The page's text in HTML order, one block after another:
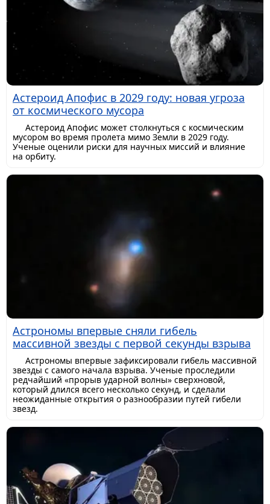
Астероид Апофис в 2029 году: новая угроза
от космического мусора
Астероид Апофис может столкнуться с космическим
мусором во время пролета мимо Земли в 2029 году.
Ученые оценили риски для научных миссий и влияние
на орбиту.
Астрономы впервые сняли гибель
массивной звезды с первой секунды взрыва
Астрономы впервые зафиксировали гибель массивной
звезды с самого начала взрыва. Ученые проследили
редчайший «прорыв ударной волны» сверхновой,
который длился всего несколько секунд, и сделали
неожиданные открытия о разнообразии путей гибели
звезд.